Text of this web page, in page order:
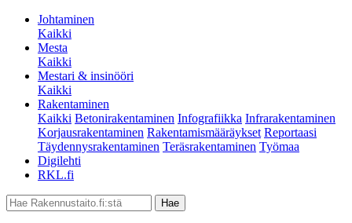
Johtaminen
Kaikki
Mesta
Kaikki
Mestari & insinööri
Kaikki
Rakentaminen
Kaikki Betonirakentaminen Infografiikka Infrarakentaminen
Korjausrakentaminen Rakentamismääräykset Reportaasi
Täydennysrakentaminen Teräsrakentaminen Työmaa
Digilehti
RKL.fi